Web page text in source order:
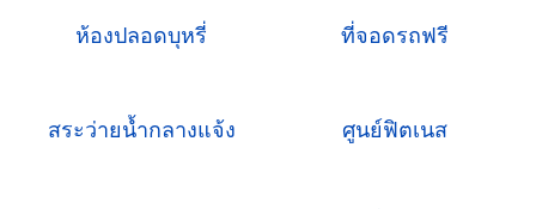
ห้องปลอดบุหรี่ ที่จอดรถฟรี
สระว่ายน้ำกลางแจ้ง ศูนย์ฟิตเนส